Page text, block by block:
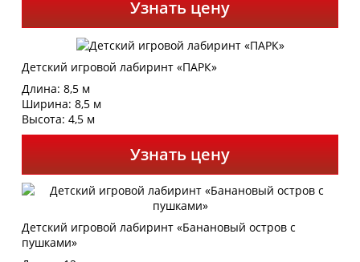
Узнать цену
Детский игровой лабиринт «ПАРК»
Длина: 8,5 м
Ширина: 8,5 м
Высота: 4,5 м
Узнать цену
Детский игровой лабиринт «Банановый остров с
пушками»